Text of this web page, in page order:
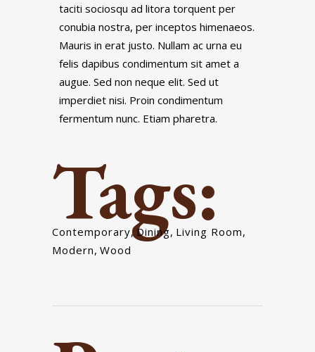
taciti sociosqu ad litora torquent per
conubia nostra, per inceptos himenaeos.
Mauris in erat justo. Nullam ac urna eu
felis dapibus condimentum sit amet a
augue. Sed non neque elit. Sed ut
imperdiet nisi. Proin condimentum
fermentum nunc. Etiam pharetra.
Tags:
Contemporary, Dining, Living Room,
Modern, Wood